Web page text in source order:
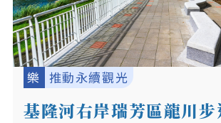
樂 推動永續觀光
基隆河右岸瑞芳區龍川步